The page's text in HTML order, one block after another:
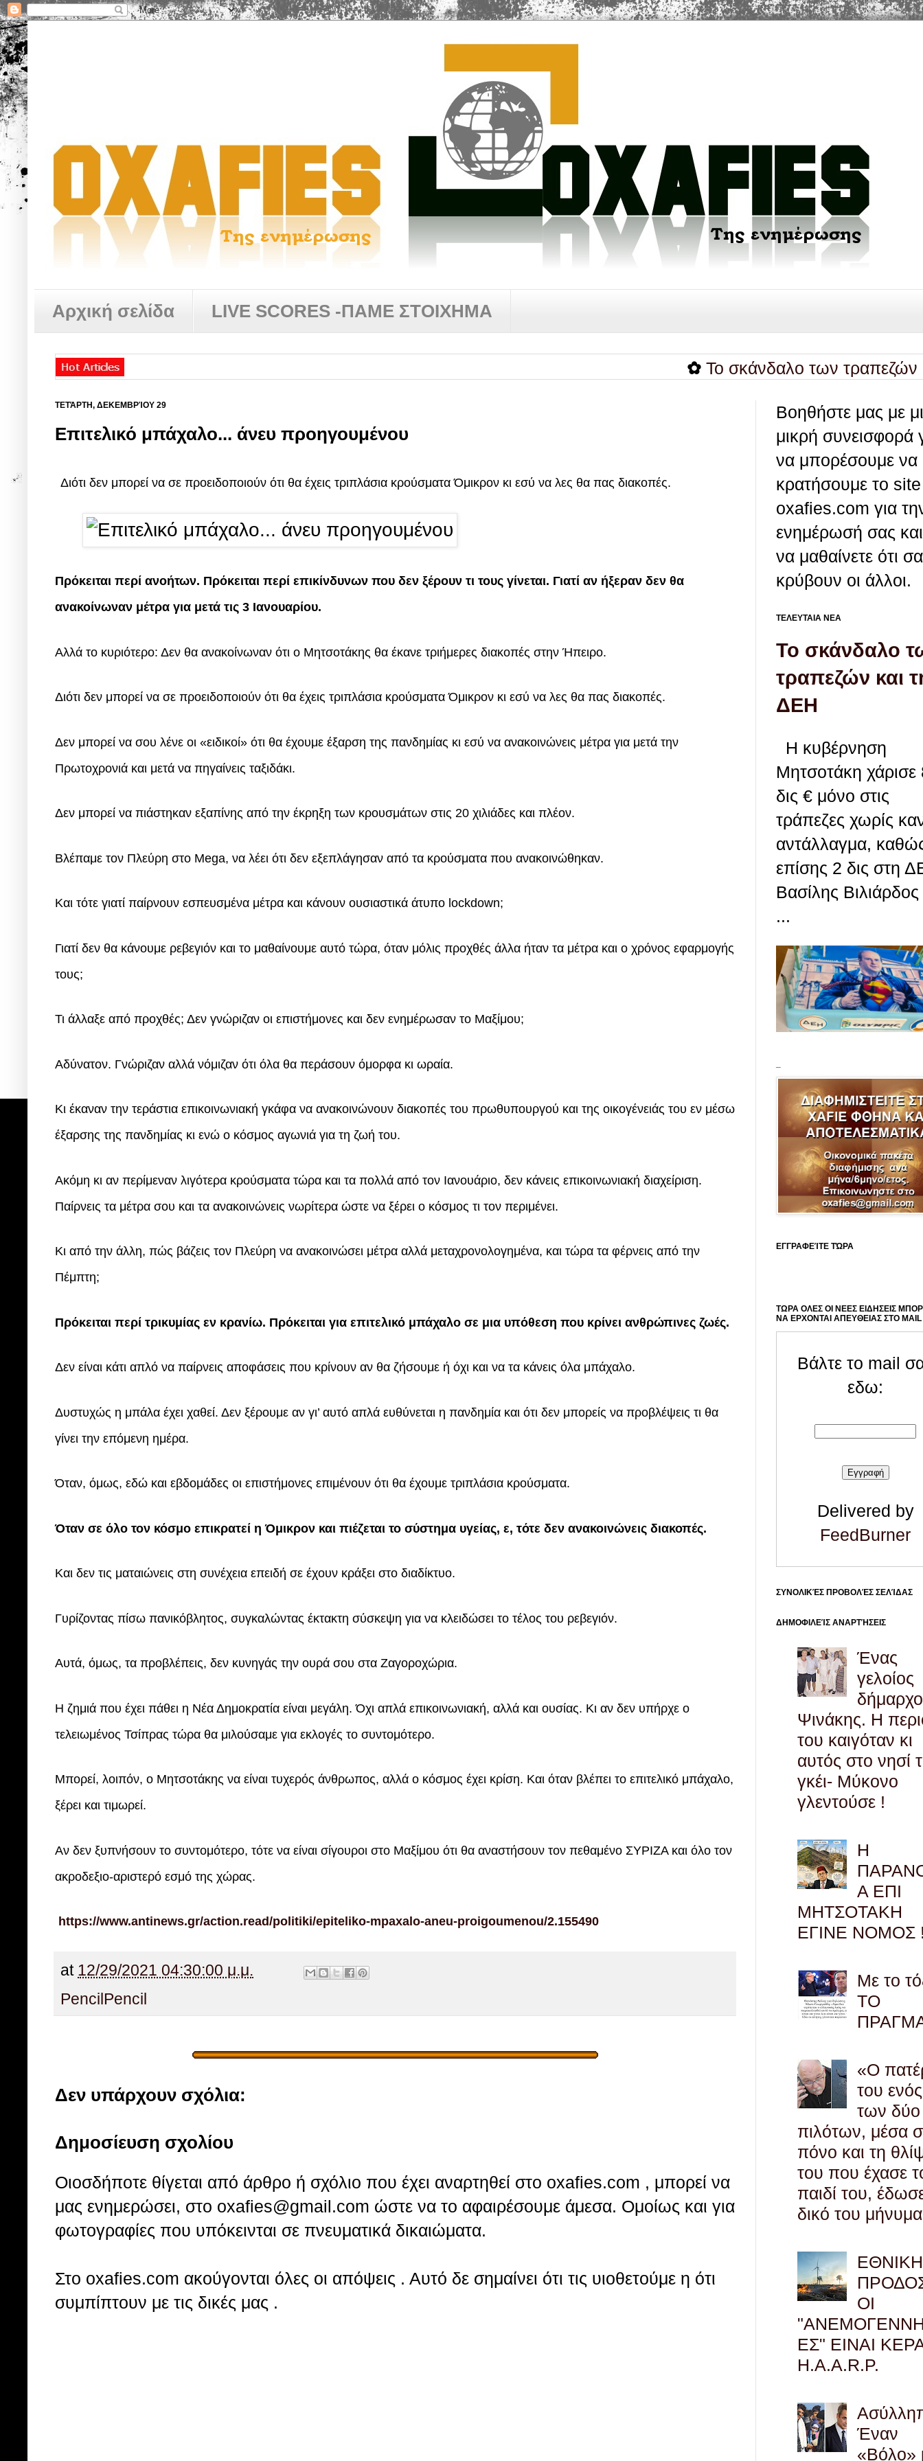
Αρχική σελίδα LIVE SCORES -ΠΑΜΕ ΣΤΟΙΧΗΜΑ
Το σκάνδαλο των τραπεζών και
ΤΕΤΆΡΤΗ, ΔΕΚΕΜΒΡΊΟΥ 29
Επιτελικό μπάχαλο... άνευ προηγουμένου
Διότι δεν μπορεί να σε προειδοποιούν ότι θα έχεις τριπλάσια κρούσματα Όμικρον κι εσύ να λες θα πας διακοπές.
Πρόκειται περί ανοήτων. Πρόκειται περί επικίνδυνων που δεν ξέρουν τι τους γίνεται. Γιατί αν ήξεραν δεν θα
ανακοίνωναν μέτρα για μετά τις 3 Ιανουαρίου.
Αλλά το κυριότερο: Δεν θα ανακοίνωναν ότι ο Μητσοτάκης θα έκανε τριήμερες διακοπές στην Ήπειρο.
Διότι δεν μπορεί να σε προειδοποιούν ότι θα έχεις τριπλάσια κρούσματα Όμικρον κι εσύ να λες θα πας διακοπές.
Δεν μπορεί να σου λένε οι «ειδικοί» ότι θα έχουμε έξαρση της πανδημίας κι εσύ να ανακοινώνεις μέτρα για μετά την
Πρωτοχρονιά και μετά να πηγαίνεις ταξιδάκι.
Δεν μπορεί να πιάστηκαν εξαπίνης από την έκρηξη των κρουσμάτων στις 20 χιλιάδες και πλέον.
Βλέπαμε τον Πλεύρη στο Mega, να λέει ότι δεν εξεπλάγησαν από τα κρούσματα που ανακοινώθηκαν.
Και τότε γιατί παίρνουν εσπευσμένα μέτρα και κάνουν ουσιαστικά άτυπο lockdown;
Γιατί δεν θα κάνουμε ρεβεγιόν και το μαθαίνουμε αυτό τώρα, όταν μόλις προχθές άλλα ήταν τα μέτρα και ο χρόνος εφαρμογής
τους;
Τι άλλαξε από προχθές; Δεν γνώριζαν οι επιστήμονες και δεν ενημέρωσαν το Μαξίμου;
Αδύνατον. Γνώριζαν αλλά νόμιζαν ότι όλα θα περάσουν όμορφα κι ωραία.
Κι έκαναν την τεράστια επικοινωνιακή γκάφα να ανακοινώνουν διακοπές του πρωθυπουργού και της οικογένειάς του εν μέσω
έξαρσης της πανδημίας κι ενώ ο κόσμος αγωνιά για τη ζωή του.
Ακόμη κι αν περίμεναν λιγότερα κρούσματα τώρα και τα πολλά από τον Ιανουάριο, δεν κάνεις επικοινωνιακή διαχείριση.
Παίρνεις τα μέτρα σου και τα ανακοινώνεις νωρίτερα ώστε να ξέρει ο κόσμος τι τον περιμένει.
Κι από την άλλη, πώς βάζεις τον Πλεύρη να ανακοινώσει μέτρα αλλά μεταχρονολογημένα, και τώρα τα φέρνεις από την
Πέμπτη;
Πρόκειται περί τρικυμίας εν κρανίω. Πρόκειται για επιτελικό μπάχαλο σε μια υπόθεση που κρίνει ανθρώπινες ζωές.
Δεν είναι κάτι απλό να παίρνεις αποφάσεις που κρίνουν αν θα ζήσουμε ή όχι και να τα κάνεις όλα μπάχαλο.
Δυστυχώς η μπάλα έχει χαθεί. Δεν ξέρουμε αν γι’ αυτό απλά ευθύνεται η πανδημία και ότι δεν μπορείς να προβλέψεις τι θα
γίνει την επόμενη ημέρα.
Όταν, όμως, εδώ και εβδομάδες οι επιστήμονες επιμένουν ότι θα έχουμε τριπλάσια κρούσματα.
Όταν σε όλο τον κόσμο επικρατεί η Όμικρον και πιέζεται το σύστημα υγείας, ε, τότε δεν ανακοινώνεις διακοπές.
Και δεν τις ματαιώνεις στη συνέχεια επειδή σε έχουν κράξει στο διαδίκτυο.
Γυρίζοντας πίσω πανικόβλητος, συγκαλώντας έκτακτη σύσκεψη για να κλειδώσει το τέλος του ρεβεγιόν.
Αυτά, όμως, τα προβλέπεις, δεν κυνηγάς την ουρά σου στα Ζαγοροχώρια.
Η ζημιά που έχει πάθει η Νέα Δημοκρατία είναι μεγάλη. Όχι απλά επικοινωνιακή, αλλά και ουσίας. Κι αν δεν υπήρχε ο
τελειωμένος Τσίπρας τώρα θα μιλούσαμε για εκλογές το συντομότερο.
Μπορεί, λοιπόν, ο Μητσοτάκης να είναι τυχερός άνθρωπος, αλλά ο κόσμος έχει κρίση. Και όταν βλέπει το επιτελικό μπάχαλο,
ξέρει και τιμωρεί.
Αν δεν ξυπνήσουν το συντομότερο, τότε να είναι σίγουροι στο Μαξίμου ότι θα αναστήσουν τον πεθαμένο ΣΥΡΙΖΑ και όλο τον
ακροδεξιο-αριστερό εσμό της χώρας.
https://www.antinews.gr/action.read/politiki/epiteliko-mpaxalo-aneu-proigoumenou/2.155490
at 12/29/2021 04:30:00 μ.μ.
Pencil Pencil
Δεν υπάρχουν σχόλια:
Δημοσίευση σχολίου
Οιοσδήποτε θίγεται από άρθρο ή σχόλιο που έχει αναρτηθεί στο oxafies.com , μπορεί να
μας ενημερώσει, στο oxafies@gmail.com ώστε να το αφαιρέσουμε άμεσα. Ομοίως και για
φωτογραφίες που υπόκεινται σε πνευματικά δικαιώματα.
Στo oxafies.com ακούγονται όλες οι απόψεις . Αυτό δε σημαίνει ότι τις υιοθετούμε η ότι
συμπίπτουν με τις δικές μας .
Βοηθήστε μας με
μικρή συνεισφορά
να μπορέσουμε να
κρατήσουμε το site
oxafies.com για
ενημέρωσή σας
να μαθαίνετε ότι
κρύβουν οι άλλοι.
ΤΕΛΕΥΤΑΙΑ ΝΕΑ
Το σκάνδαλο
τραπεζών και
ΔΕΗ
Η κυβέρνηση
Μητσοτάκη χάρισε
δις € μόνο στις
τράπεζες χωρίς
αντάλλαγμα,
επίσης 2 δις στη
Βασίλης
...
ΕΓΓΡΑΦΕΊΤΕ ΤΏΡΑ
ΤΩΡΑ ΟΛΕΣ ΟΙ ΝΕΕΣ ΕΙΔΗΣΕΙΣ
ΝΑ ΕΡΧΟΝΤΑΙ ΑΠΕΥΘΕΙΑΣ ΣΤΟ
Βάλτε το mail
εδω:
Delivered by
FeedBurner
ΣΥΝΟΛΙΚΈΣ ΠΡΟΒΟΛΈΣ ΣΕΛΊΔΑΣ
ΔΗΜΟΦΙΛΕΊΣ ΑΝΑΡΤΉΣΕΙΣ
Ένας
γελοίος
Ψινάκης. Η
του καιγόταν κι
αυτός στο νησί
γκέι- Μύκονο
γλεντούσε !
Η
Α ΕΠΙ
ΜΗΤΣΟΤΑΚΗ
ΕΓΙΝΕ ΝΟΜΟΣ
Με το
ΤΟ
«Ο
του
των δύο
πιλότων, μέσα
πόνο και τη
του που έχασε
παιδί του,
δικό του μήνυμα
ΕΘΝΙΚΗ
ΟΙ
ΕΣ" ΕΙΝΑΙ
H.A.A.R.P.
Έναν
«Βόλο»